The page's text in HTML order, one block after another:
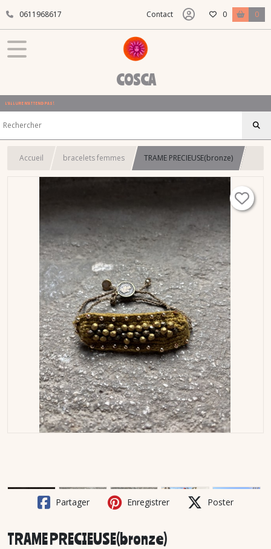
0611968617 Contact 0 0
COSCA
L'ALLURE N'ATTEND PAS !
Accueil bracelets femmes TRAME PRECIEUSE(bronze)
Partager Enregistrer Poster
TRAME PRECIEUSE(bronze)